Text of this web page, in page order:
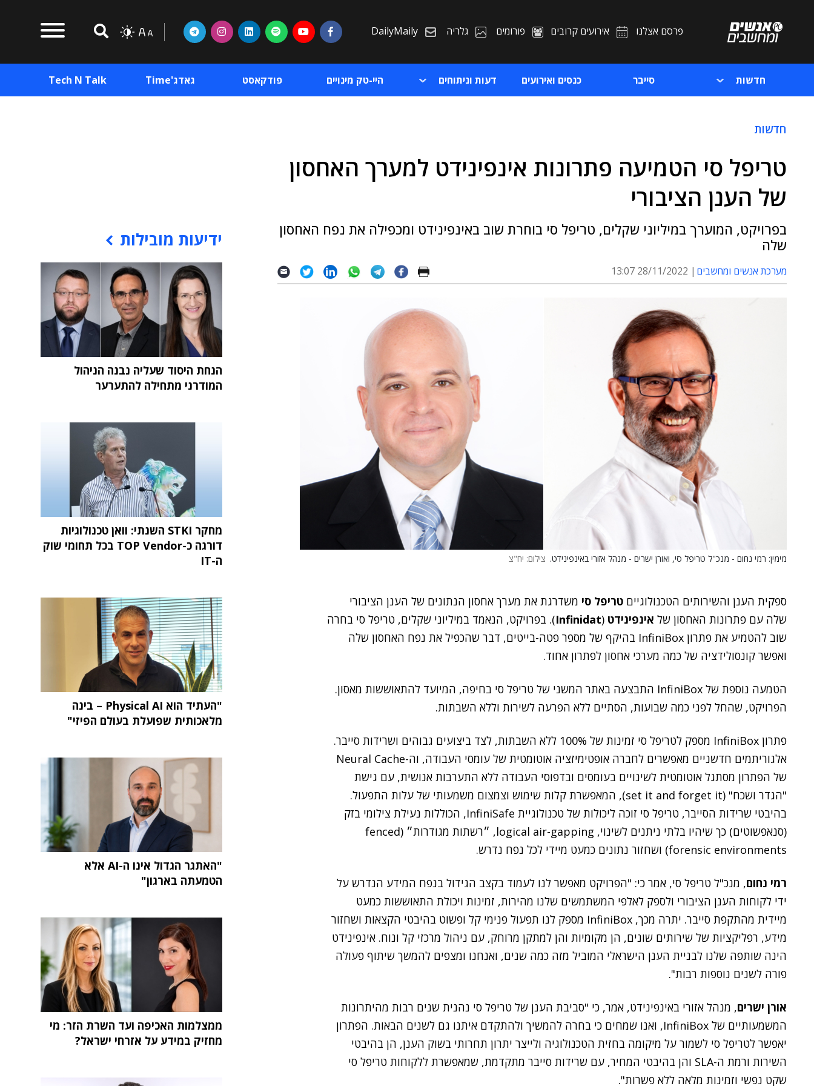
פרסם אצלנו אירועים קרובים פורומים גלריה DailyMaily
חדשות סייבר כנסים ואירועים דעות וניתוחים היי-טק מינויים פודקאסט גאדג'Time Tech N Talk
חדשות
טריפל סי הטמיעה פתרונות אינפינידט למערך האחסון
של הענן הציבורי
בפרויקט, המוערך במיליוני שקלים, טריפל סי בוחרת שוב באינפינידט ומכפילה את נפח האחסון
שלה
מערכת אנשים ומחשבים 28/11/2022 13:07
מימין: רמי נחום - מנכ"ל טריפל סי, ואורן ישרים - מנהל אזורי באינפינידט. צילום: יח"צ
ספקית הענן והשירותים הטכנולוגיים טריפל סי משדרגת את מערך אחסון הנתונים של הענן הציבורי
שלה עם פתרונות האחסון של אינפינידט (
Infinidat). בפרויקט, הנאמד במיליוני שקלים, טריפל סי בחרה
שוב להטמיע את פתרון InfiniBox בהיקף של מספר פטה-בייטים, דבר שהכפיל את נפח האחסון שלה
ואפשר קונסולידציה של כמה מערכי אחסון לפתרון אחוד.
הטמעה נוספת של InfiniBox התבצעה באתר המשני של טריפל סי בחיפה, המיועד להתאוששות מאסון.
הפרויקט, שהחל לפני כמה שבועות, הסתיים ללא הפרעה לשירות וללא השבתות.
פתרון InfiniBox מספק לטריפל סי זמינות של 100% ללא השבתות, לצד ביצועים גבוהים ושרידות סייבר.
אלגוריתמים חדשניים מאפשרים לחברה אופטימיזציה אוטומטית של עומסי העבודה, וה-Neural Cache
של הפתרון מסתגל אוטומטית לשינויים בעומסים ובדפוסי העבודה ללא התערבות אנושית, עם גישת
"הגדר ושכח" (set it and forget it), המאפשרת קלות שימוש וצמצום משמעותי של עלות התפעול.
בהיבטי שרידות הסייבר, טריפל סי זוכה ליכולות של טכנולוגיית InfiniSafe, הכוללות נעילת צילומי בזק
(סנאפשוטים) כך שיהיו בלתי ניתנים לשינוי, logical air-gapping, ״רשתות מגודרות״ (fenced
forensic environments) ושחזור נתונים כמעט מיידי לכל נפח נדרש.
רמי נחום, מנכ"ל טריפל סי, אמר כי: "הפרויקט מאפשר לנו לעמוד בקצב הגידול בנפח המידע הנדרש על
ידי לקוחות הענן הציבורי ולספק לאלפי המשתמשים שלנו מהירות, זמינות ויכולת התאוששות כמעט
מיידית מהתקפת סייבר. יתרה מכך, InfiniBox מספק לנו תפעול פנימי קל ופשוט בהיבטי הקצאות ושחזור
מידע, רפליקציות של שירותים שונים, הן מקומיות והן למתקן מרוחק, עם ניהול מרכזי קל ונוח. אינפינידט
הינה שותפה שלנו לבניית הענן הישראלי המוביל מזה כמה שנים, ואנחנו ומצפים להמשך שיתוף פעולה
פורה לשנים נוספות רבות".
אורן ישרים, מנהל אזורי באינפינידט, אמר, כי "סביבת הענן של טריפל סי נהנית שנים רבות מהיתרונות
המשמעותיים של InfiniBox, ואנו שמחים כי בחרה להמשיך ולהתקדם איתנו גם לשנים הבאות. הפתרון
יאפשר לטריפל סי לשמור על מיקומה בחזית הטכנולוגיה ולייצר יתרון תחרותי בשוק הענן, הן בהיבטי
השירות ורמת ה-SLA והן בהיבטי המחיר, עם שרידות סייבר מתקדמת, שמאפשרת ללקוחות טריפל סי
שקט נפשי וזמינות מלאה ללא פשרות".
ידיעות מובילות
הנחת היסוד שעליה נבנה הניהול
המודרני מתחילה להתערער
מחקר STKI השנתי: וואן טכנולוגיות
דורגה כ-TOP Vendor בכל תחומי שוק
ה-IT
"העתיד הוא Physical AI – בינה
מלאכותית שפועלת בעולם הפיזי"
"האתגר הגדול אינו ה-AI אלא
הטמעתה בארגון"
ממצלמות האכיפה ועד השרת הזר: מי
מחזיק במידע על אזרחי ישראל?